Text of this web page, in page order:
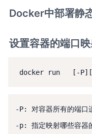
Docker中部署静
设置容器的端口
docker run   [-
-P: 对容器所有的端口
-p: 指定映射哪些容器